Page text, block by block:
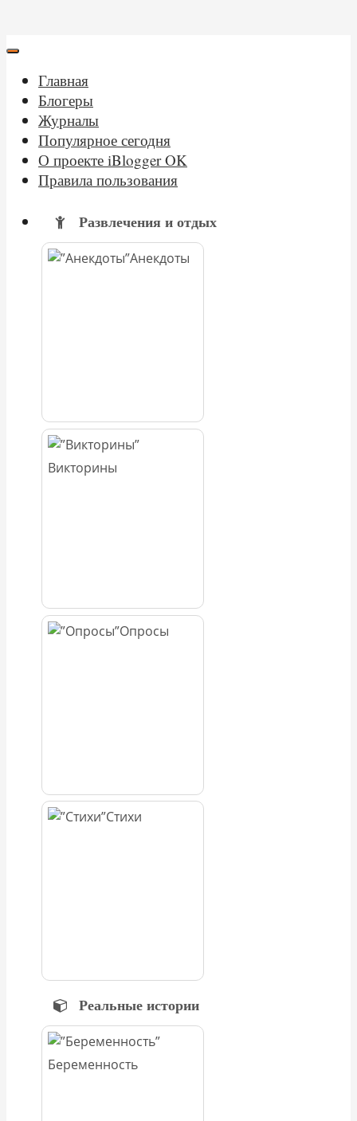
Главная
Блогеры
Журналы
Популярное сегодня
О проекте iBlogger OK
Правила пользования
Развлечения и отдых
Анекдоты
Викторины
Опросы
Стихи
Реальные истории
Беременность